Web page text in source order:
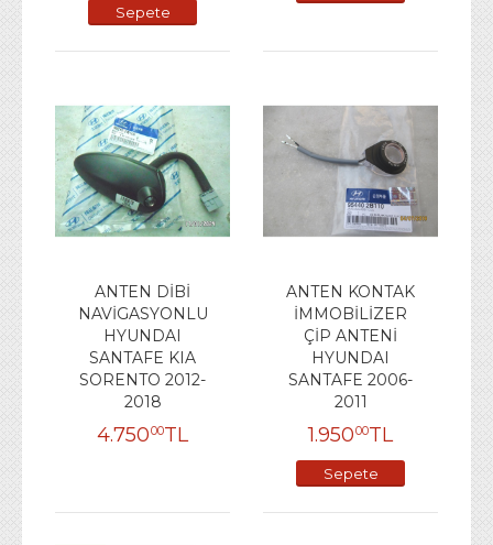
Sepete
ANTEN DİBİ
NAVİGASYONLU
HYUNDAI
SANTAFE KIA
SORENTO 2012-
2018
4.75000TL
ANTEN KONTAK
İMMOBİLİZER
ÇİP ANTENİ
HYUNDAI
SANTAFE 2006-
2011
1.95000TL
Sepete